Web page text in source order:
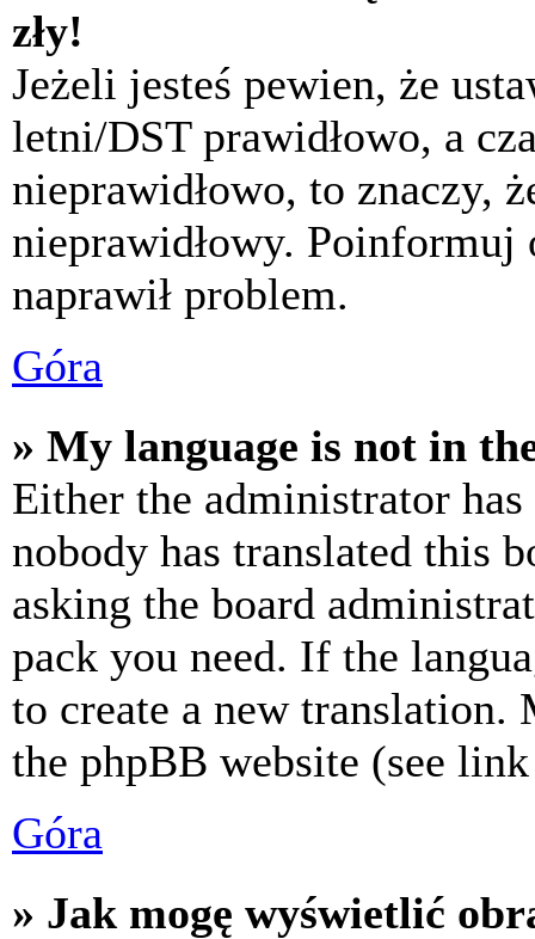
zły!
Jeżeli jesteś pewien, że
letni/DST prawidłowo, a
nieprawidłowo, to znaczy,
nieprawidłowy.
naprawił problem.
Góra
» My language is not in
Either the administrator
nobody has translated this
asking the board
pack you need. If the
to create a new
the phpBB website (see
Góra
» Jak mogę wyświetlić